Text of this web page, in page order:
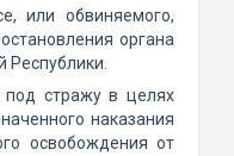
или обвиняемого,
органа
Республики.
под стражу в целях
наказания
освобождения от